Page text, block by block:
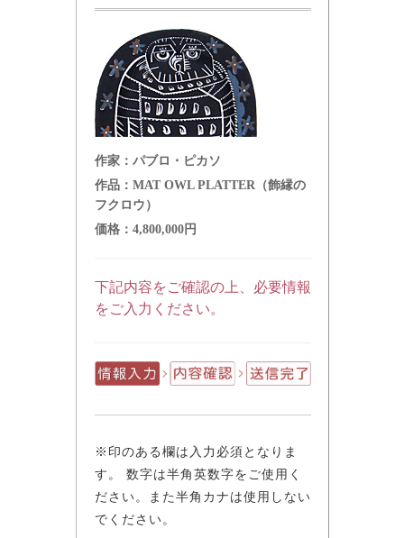
作家： パブロ・ピカソ
作品： MAT OWL PLATTER（飾縁の
フクロウ）
価格： 4,800,000円
下記内容をご確認の上、必要情報
をご入力ください。
※印のある欄は入力必須となりま
す。 数字は半角英数字をご使用く
ださい。また半角カナは使用しない
でください。